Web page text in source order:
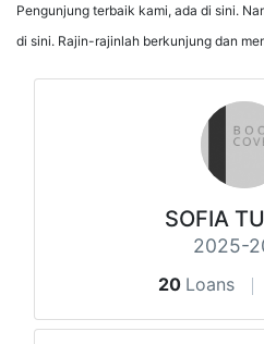
Pengunjung terbaik kami, ada di sini.
di sini. Rajin-rajinlah berkunjung dan
SOFIA
2025-
20 Loans